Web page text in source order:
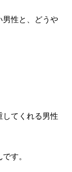
男性と、どうや
してくれる男性
す。